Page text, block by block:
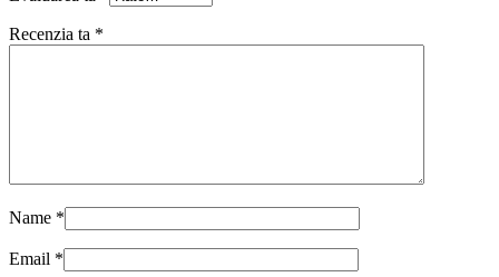
Recenzia ta *
Name *
Email *